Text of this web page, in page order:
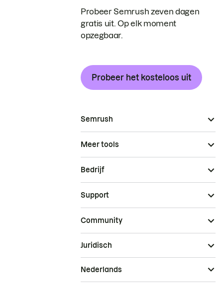
Probeer Semrush zeven dagen
gratis uit. Op elk moment
opzegbaar.
Probeer het kosteloos uit
Semrush
Meer tools
Bedrijf
Support
Community
Juridisch
Nederlands